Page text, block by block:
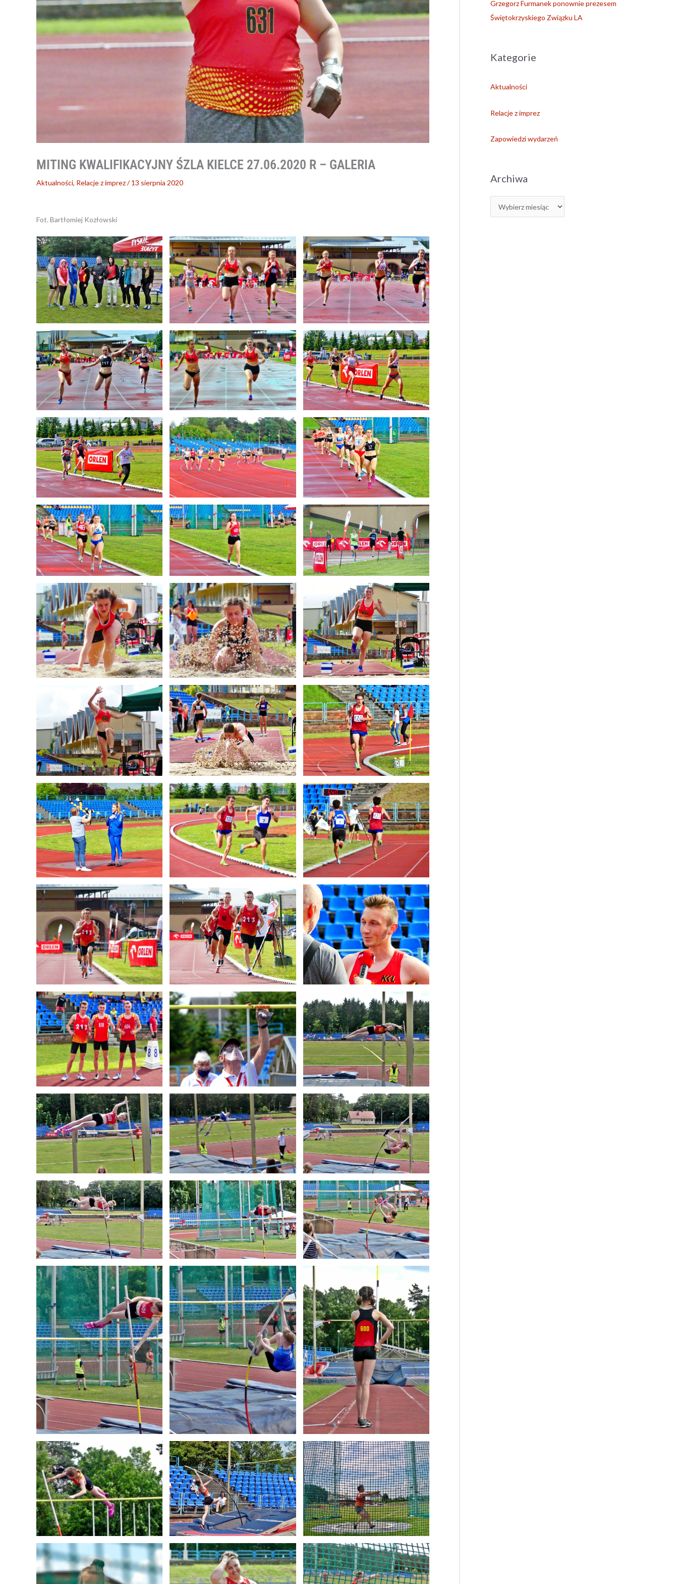
MITING KWALIFIKACYJNY ŚZLA KIELCE 27.06.2020 R – GALERIA
Aktualności, Relacje z imprez/13 sierpnia 2020
Fot. Bartłomiej Kozłowski
Grzegorz Furmanek ponownie prezesem
Świętokrzyskiego Związku LA
Kategorie
Aktualności
Relacje z imprez
Zapowiedzi wydarzeń
Archiwa